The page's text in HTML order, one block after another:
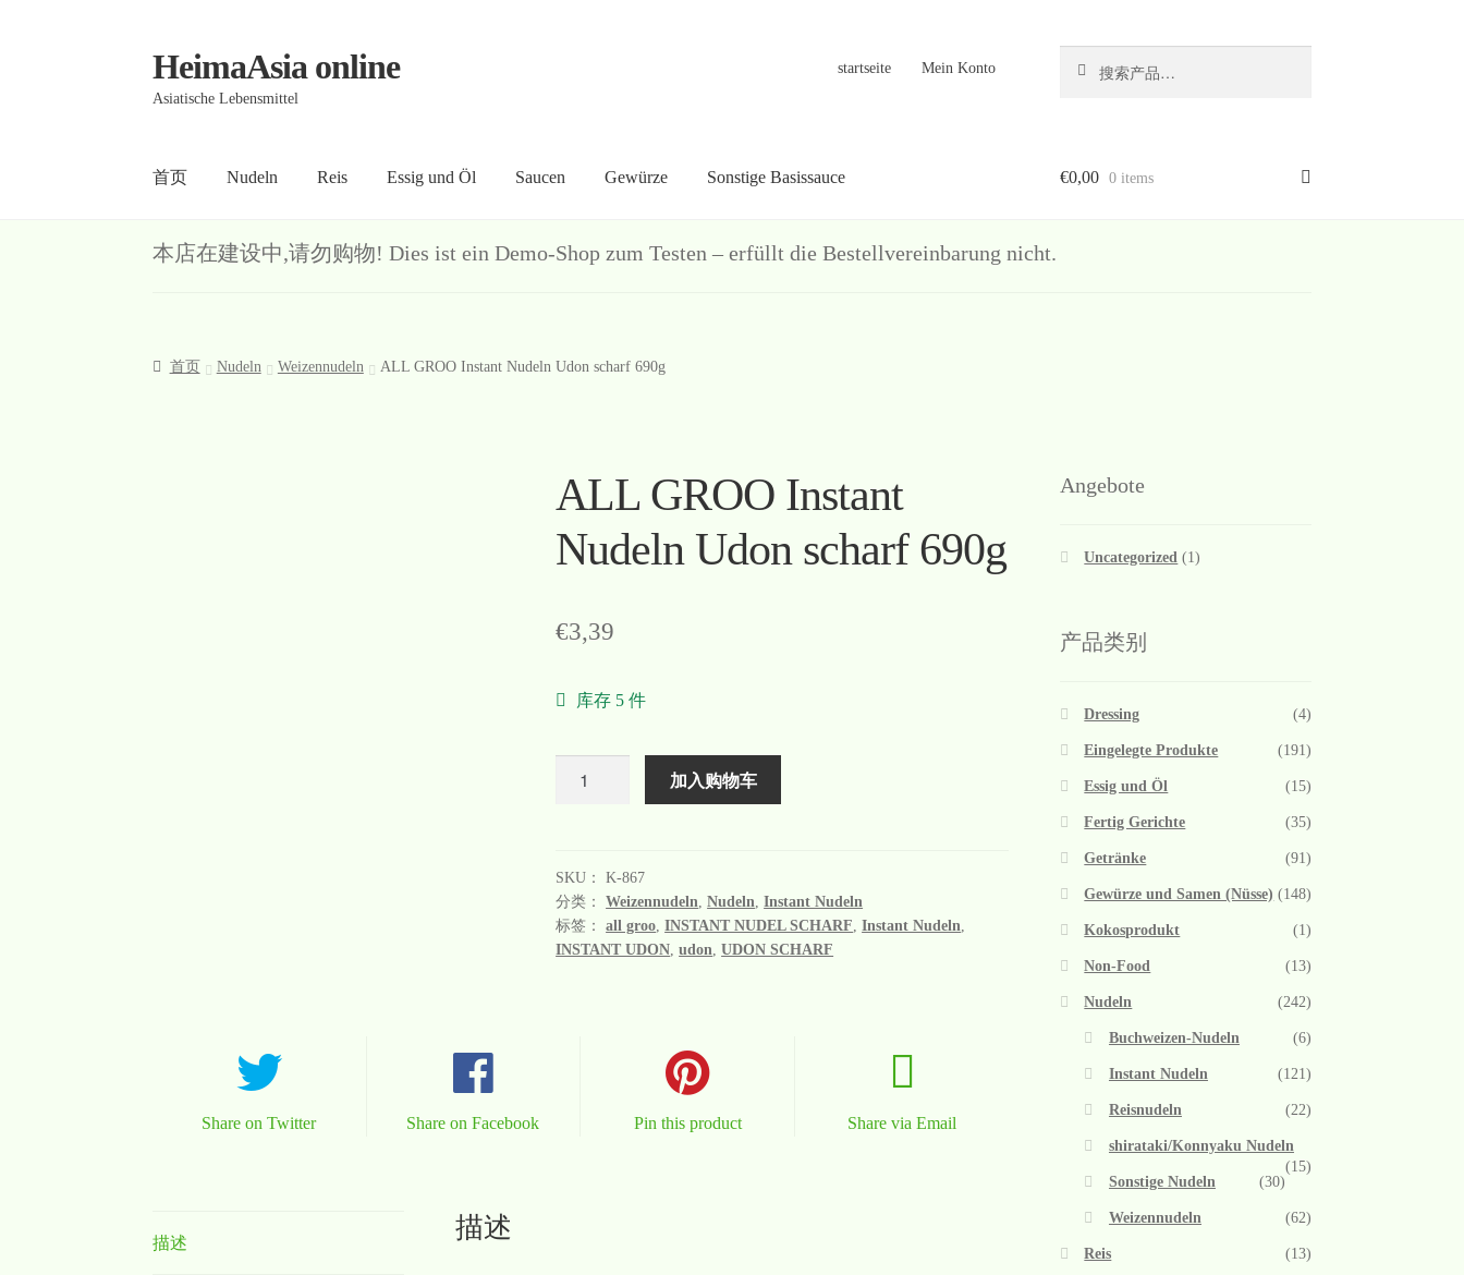
Skip
Skip
HeimaAsia online
Asiatische Lebensmittel
startseite Mein Konto
索：
首页 Nudeln Reis Essig und Öl Saucen Gewürze Sonstige Basissauce
首页About AGB Contact Datenschutz Kasse Mein Konto Warenkorb Welcome Widerrufsformular 关于 联系
€0,00 0 items
本店在建设中,请勿购物! Dies ist ein Demo-Shop zum Testen – erfüllt die Bestellvereinbarung nicht.
首页 Nudeln Weizennudeln ALL GROO Instant Nudeln Udon scharf 690g
ALL GROO Instant
Nudeln Udon scharf 690g
€3,39
库存 5 件
加入购物车
SKU：K-867
分类：Weizennudeln ,Nudeln ,Instant Nudeln
标签：all groo ,INSTANT NUDEL SCHARF ,Instant Nudeln
INSTANT UDON ,udon ,UDON SCHARF
Share on Twitter Share on Facebook Pin this product Share via Email
描述 描述
Angebote
Uncategorized (1)
产品类别
Dressing (4)
Eingelegte Produkte (191)
Essig und Öl (15)
Fertig Gerichte (35)
Getränke (91)
Gewürze und Samen (Nüsse) (148)
Kokosprodukt (1)
Non-Food (13)
Nudeln (242)
Buchweizen-Nudeln (6)
Instant Nudeln (121)
Reisnudeln (22)
shirataki/Konnyaku Nudeln
(15)
Sonstige Nudeln
(30)
Weizennudeln (62)
Reis (13)